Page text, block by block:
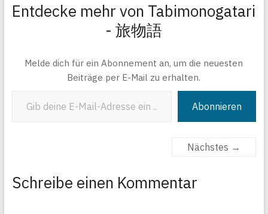
Entdecke mehr von Tabimonogatari
- 旅物語
Melde dich für ein Abonnement an, um die neuesten
Beiträge per E-Mail zu erhalten.
Abonnieren
Nächstes →
Schreibe einen Kommentar